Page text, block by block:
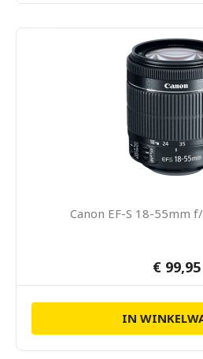
Canon EF-S 18-55mm
€ 99,95
IN